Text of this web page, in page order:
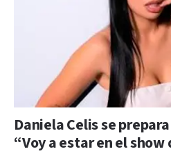
Daniela Celis se
“Voy a estar en el show